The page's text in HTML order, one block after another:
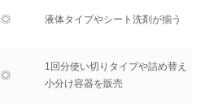
◎ 液体タイプやシート洗剤が揃う
◎
1回分使い切りタイプや詰め替え
小分け容器を販売